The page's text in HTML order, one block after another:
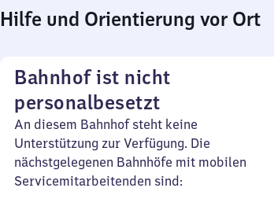
Hilfe und Orientierung vor Ort
Bahnhof ist nicht
personalbesetzt
An diesem Bahnhof steht keine
Unterstützung zur Verfügung. Die
nächstgelegenen Bahnhöfe mit mobilen
Servicemitarbeitenden sind: